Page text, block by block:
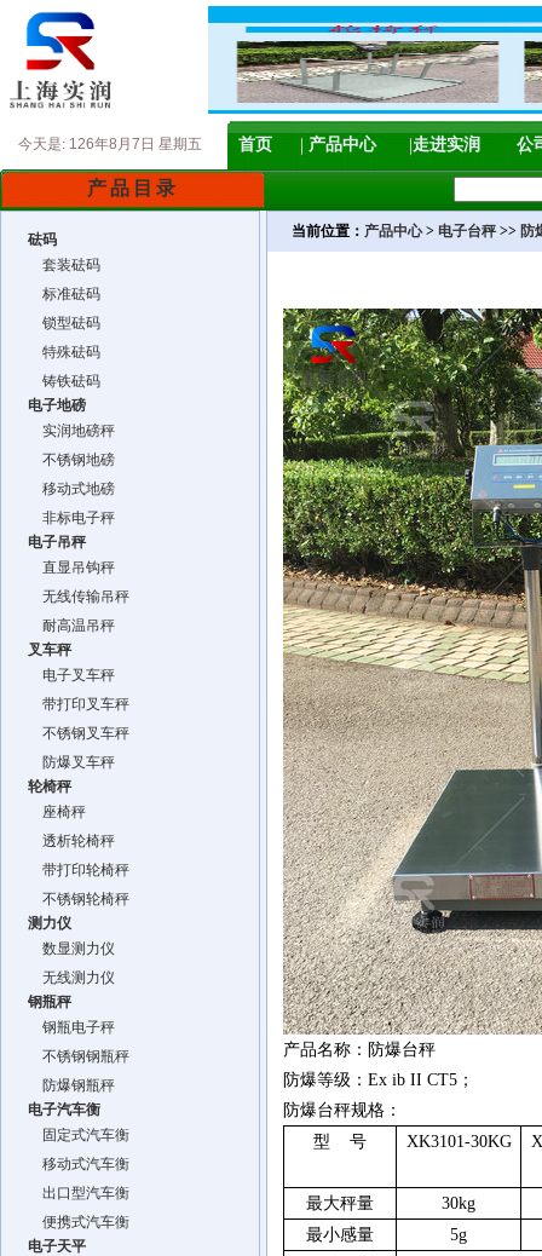
今天是: 126年8月7日 星期五 首页 产品中心 走进实润 公
产品目录
砝码
套装砝码
标准砝码
锁型砝码
特殊砝码
铸铁砝码
电子地磅
实润地磅秤
不锈钢地磅
移动式地磅
非标电子秤
电子吊秤
直显吊钩秤
无线传输吊秤
耐高温吊秤
叉车秤
电子叉车秤
带打印叉车秤
不锈钢叉车秤
防爆叉车秤
轮椅秤
座椅秤
透析轮椅秤
带打印轮椅秤
不锈钢轮椅秤
测力仪
数显测力仪
无线测力仪
钢瓶秤
钢瓶电子秤
不锈钢钢瓶秤
防爆钢瓶秤
电子汽车衡
固定式汽车衡
移动式汽车衡
出口型汽车衡
便携式汽车衡
电子天平
当前位置： 产品中心> 电子台秤>> 防
产品名称：防爆台秤
防爆等级：Ex ib II CT5；
防爆台秤规格：
型 号
XK3101-30KG
最大秤量
30kg
最小感量
5g